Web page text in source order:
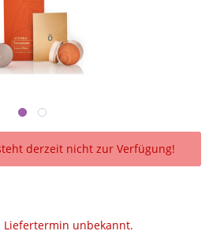
derzeit nicht zur Verfügung!
unbekannt.